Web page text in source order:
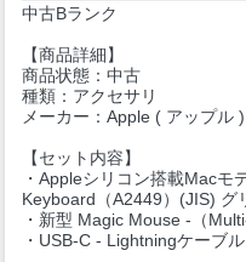
中古Bランク
【商品詳細】
商品状態：中古
種類：アクセサリ
メーカー：Apple ( アップル )
【セット内容】
・Appleシリコン搭載Macモ
Keyboard（A2449）(JIS) グ
・新型 Magic Mouse -（
・USB-C - Lightningケーブ